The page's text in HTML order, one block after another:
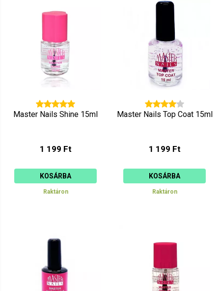
Master Nails Shine 15ml
1 199 Ft
KOSÁRBA
Raktáron
Master Nails Top Coat 15ml
1 199 Ft
KOSÁRBA
Raktáron